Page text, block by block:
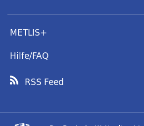
METLIS+
Hilfe/FAQ
RSS Feed